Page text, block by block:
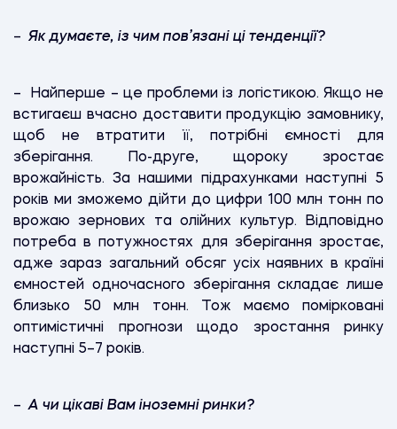
– Як думаєте, із чим пов’язані ці тенденції?
– Найперше – це проблеми із логістикою. Якщо не
встигаєш вчасно доставити продукцію замовнику,
щоб не втратити її, потрібні ємності для
зберігання. По-друге, щороку зростає
врожайність. За нашими підрахунками наступні 5
років ми зможемо дійти до цифри 100 млн тонн по
врожаю зернових та олійних культур. Відповідно
потреба в потужностях для зберігання зростає,
адже зараз загальний обсяг усіх наявних в країні
ємностей одночасного зберігання складає лише
близько 50 млн тонн. Тож маємо помірковані
оптимістичні прогнози щодо зростання ринку
наступні 5–7 років.
–А чи цікаві Вам іноземні ринки?